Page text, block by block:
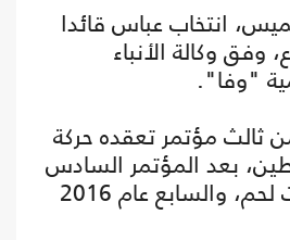
انتخاب عباس قائدا
وفق وكالة الأنباء
"وفا".
ثالث مؤتمر تعقده حركة
بعد المؤتمر السادس
عام 2009 في بيت لحم، والسابع عام 2016